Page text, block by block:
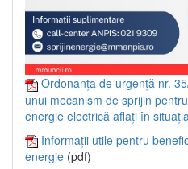
Ordonanța de urgență nr.
unui mecanism de sprijin
energie electrică aflați în
Informații utile pentru
energie (pdf)